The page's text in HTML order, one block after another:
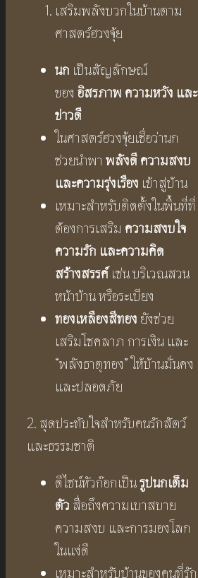
เสริมพลังบวกในบ้านตาม
ศาสตร์ฮวงจุ้ย
นก เป็นสัญลักษณ์
ของ อิสรภาพ ความหวัง และ
ข่าวดี
ในศาสตร์ฮวงจุ้ยเชื่อว่านก
ช่วยนำพา พลังดี ความสงบ
และความรุ่งเรือง เข้าสู่บ้าน
เหมาะสำหรับติดตั้งในพื้นที่ที่
ต้องการเสริม ความสงบใจ
ความรัก และความคิด
สร้างสรรค์เช่น บริเวณสวน
หน้าบ้าน หรือระเบียง
ทองเหลืองสีทอง ยังช่วย
เสริมโชคลาภ การเงิน และ
“พลังธาตุทอง” ให้บ้านมั่นคง
และปลอดภัย
2. สุดประทับใจสำหรับคนรักสัตว์
และธรรมชาติ
ดีไซน์หัวก๊อกเป็นรูปนกเต็ม
ตัว สื่อถึงความเบาสบาย
ความสงบ และการมองโลก
ในแง่ดี
เหมาะสำหรับบ้านของคนที่รัก